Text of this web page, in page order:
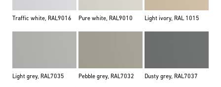
Traffic white, RAL9016 Pure white, RAL9010 Light ivory, RAL 1015
Light grey, RAL7035 Pebble grey, RAL7032 Dusty grey, RAL7037